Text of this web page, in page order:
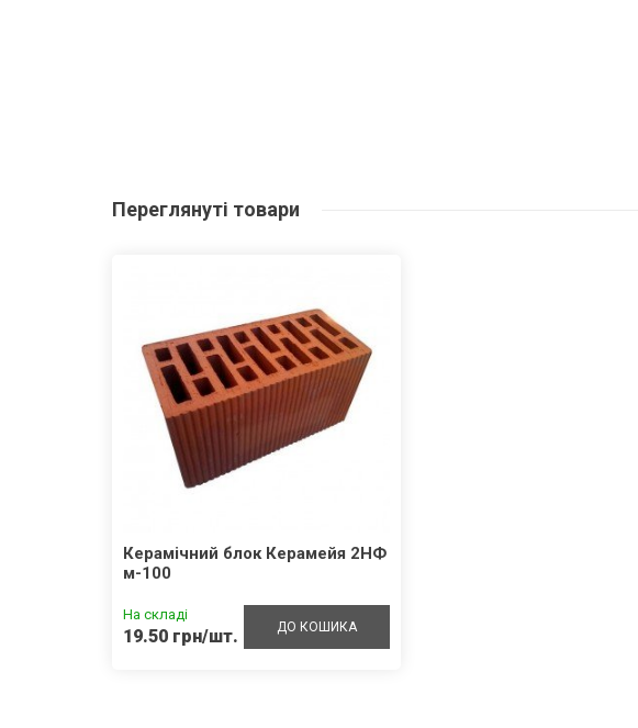
Переглянуті товари
Керамічний блок Керамейя 2НФ
м-100
На складі
19.50 грн/шт. ДО КОШИКА